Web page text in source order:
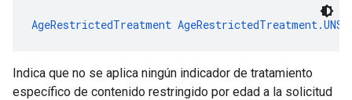
AgeRestrictedTreatment
Indica que no se aplica ningún indicador de tratamiento
específico de contenido restringido por edad a la solicitud